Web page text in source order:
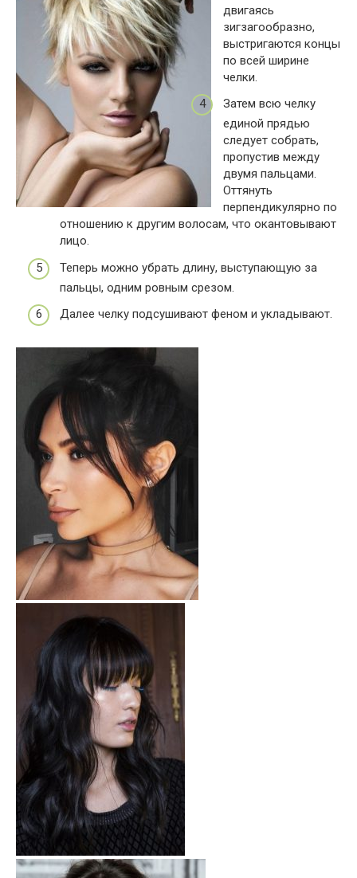
двигаясь
зигзагообразно,
выстригаются концы
по всей ширине
челки.
Затем всю челку
единой прядью
следует собрать,
пропустив между
двумя пальцами.
Оттянуть
перпендикулярно по
отношению к другим волосам, что окантовывают
лицо.
Теперь можно убрать длину, выступающую за
пальцы, одним ровным срезом.
Далее челку подсушивают феном и укладывают.